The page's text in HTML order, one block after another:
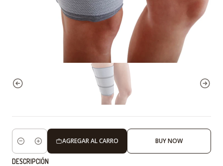
Cantidad
AGREGAR AL CARRO BUY NOW
DESCRIPCIÓN